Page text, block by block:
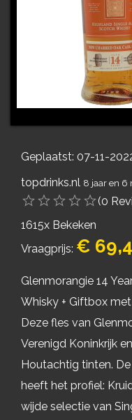
Geplaatst: 07-11-
topdrinks.nl 8 jaar en 6
(0
1615x Bekeken
Vraagprijs: €
Glenmorangie 14
Whisky + Giftbox
Deze fles van
Verenigd Koninkrijk
Houtachtig tinten.
heeft het profiel:
wijde selectie van